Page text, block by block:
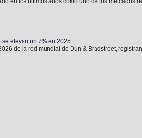
en los últimos años como uno de los mercados
elevan un 7% en 2025
de la red mundial de Dun & Bradstreet,